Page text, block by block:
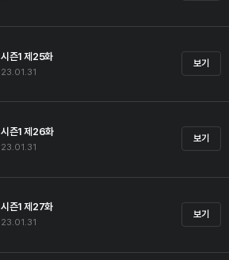
시즌1 제25화
23.01.31
보기
시즌1 제26화
23.01.31
보기
시즌1 제27화
23.01.31
보기